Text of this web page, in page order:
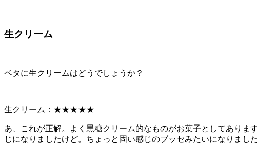
生クリーム
ベタに生クリームはどうでしょうか？
生クリーム：★★★★★
あ、これが正解。よく黒糖クリーム的なものがお菓子としてあり
じになりましたけど。ちょっと固い感じのブッセみたいになりました